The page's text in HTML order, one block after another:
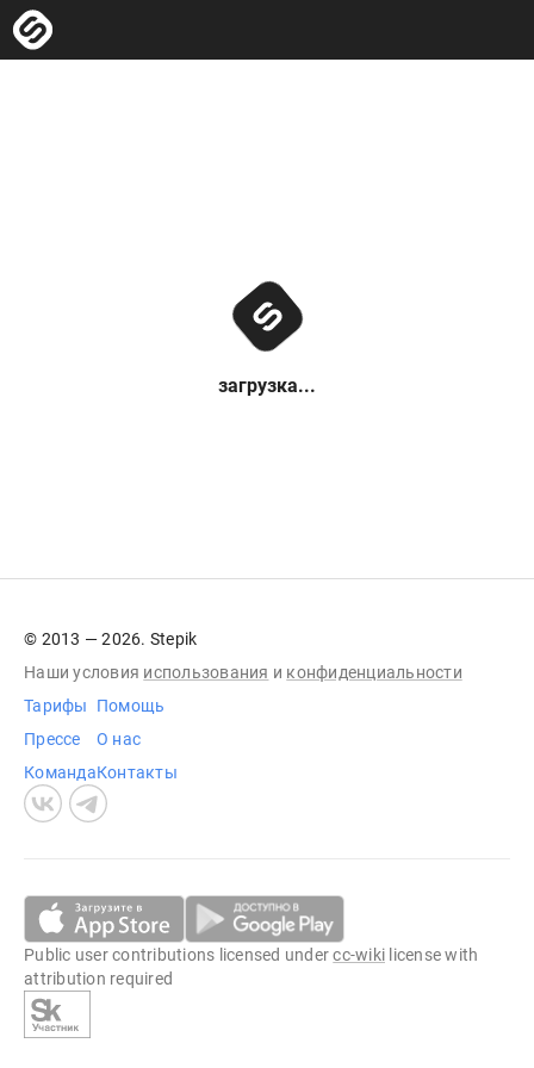
загрузка...
© 2013 — 2026. Stepik
Наши условия использования и конфиденциальности
Тарифы
Прессе
Команда
Помощь
О нас
Контакты
Public user contributions licensed undercc-wiki license with
attribution required